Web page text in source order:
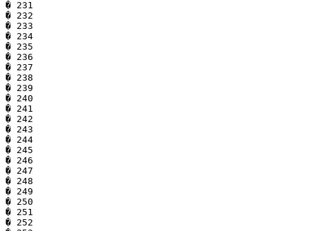
� 231
� 232
� 233
� 234
� 235
� 236
� 237
� 238
� 239
� 240
� 241
� 242
� 243
� 244
� 245
� 246
� 247
� 248
� 249
� 250
� 251
� 252